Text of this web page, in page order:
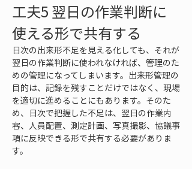
工夫5 翌日の作業判断に
使える形で共有する
日次の出来形不足を見える化しても、それが
翌日の作業判断に使われなければ、管理のた
めの管理になってしまいます。出来形管理の
目的は、記録を残すことだけではなく、現場
を適切に進めることにもあります。そのた
め、日次で把握した不足は、翌日の作業内
容、人員配置、測定計画、写真撮影、協議事
項に反映できる形で共有する必要がありま
す。